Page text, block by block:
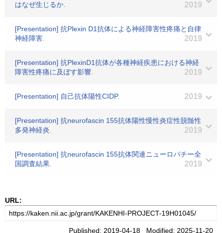
はなぜ生じるか.
2019
[Presentation] 抗Plexin D1抗体による神経障害性疼痛と自律
神経障害.
2019
[Presentation] 抗PlexinD1抗体が各種神経疾患における神経
障害性疼痛に及ぼす影響.
2019
[Presentation] 自己抗体陽性CIDP. 2019
[Presentation] 抗neurofascin 155抗体陽性慢性炎症性脱髄性
多発神経炎.
2019
[Presentation] 抗neurofascin 155抗体関連ニューロパチー全
国調査結果.
2019
URL:
Published: 2019-04-18 Modified: 2025-11-20